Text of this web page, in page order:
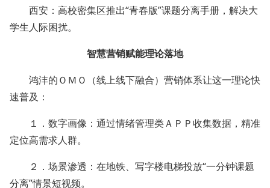
西安：高校密集区推出“青春版”课题分离手册，解决大
学生人际困扰。
智慧营销赋能理论落地
鸿沣的ＯＭＯ（线上线下融合）营销体系让这一理论快
速普及：
１．数字画像：通过情绪管理类ＡＰＰ收集数据，精准
定位高需求人群。
２．场景渗透：在地铁、写字楼电梯投放“一分钟课题
分离”情景短视频。